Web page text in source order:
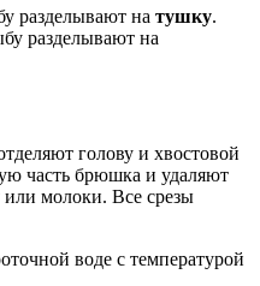
разделывают на тушку.
разделывают на
голову и хвостовой
часть брюшка и удаляют
или молоки. Все срезы
воде с температурой